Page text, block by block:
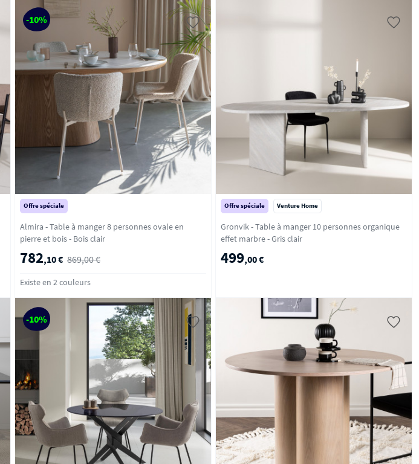
-10%
Offre spéciale
Almira - Table à manger 8 personnes ovale en
pierre et bois - Bois clair
782,10 € 869,00 €
Existe en 2 couleurs
Offre spéciale Venture Home
Gronvik - Table à manger 10 personnes organique
effet marbre - Gris clair
499,00 €
-10%